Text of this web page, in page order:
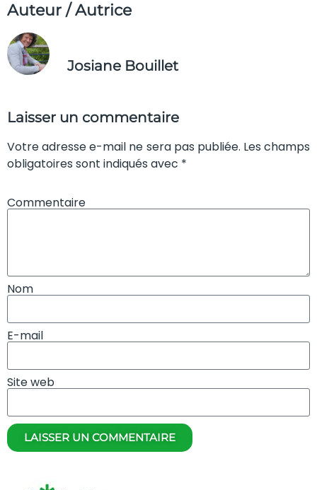
Auteur / Autrice
Josiane Bouillet
Laisser un commentaire
Votre adresse e-mail ne sera pas publiée. Les champs
obligatoires sont indiqués avec *
Commentaire
Nom
E-mail
Site web
LAISSER UN COMMENTAIRE